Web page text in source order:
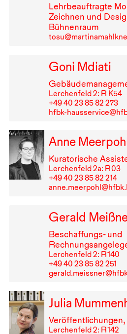
Lehrbeauftragte
Zeichnen und
Bühnenraum
Goni Mdiati
Lerchenfeld 2: R K54
+49⁠ ⁠40⁠ ⁠23⁠ ⁠85⁠ ⁠82⁠ ⁠273
hfbk-
Anne
Kuratorische
Lerchenfeld 2a: R⁠ ⁠03
+49⁠ ⁠40⁠ ⁠23⁠ ⁠85⁠ ⁠82⁠ ⁠214
Gerald
Beschaffungs- und
Lerchenfeld 2: R⁠ ⁠140
+49⁠ ⁠40⁠ ⁠23⁠ ⁠85⁠ ⁠82⁠ ⁠251
Julia
Lerchenfeld 2: R⁠ ⁠142